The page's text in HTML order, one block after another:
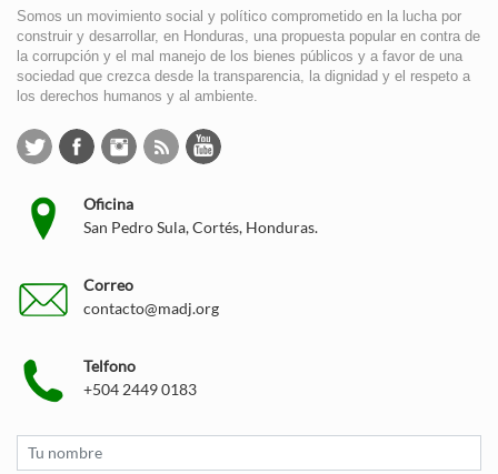
Somos un movimiento social y político comprometido en la lucha por
construir y desarrollar, en Honduras, una propuesta popular en contra de
la corrupción y el mal manejo de los bienes públicos y a favor de una
sociedad que crezca desde la transparencia, la dignidad y el respeto a
los derechos humanos y al ambiente.
Oficina
San Pedro Sula, Cortés, Honduras.
Correo
contacto@madj.org
Telfono
+504 2449 0183